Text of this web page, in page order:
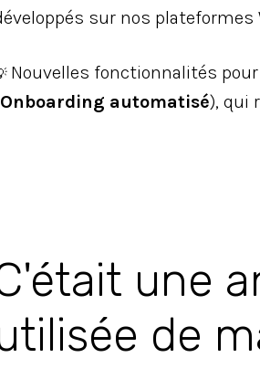
sur nos plateformes
Nouvelles fonctionnalités
Onboarding automatisé), qui
une
de